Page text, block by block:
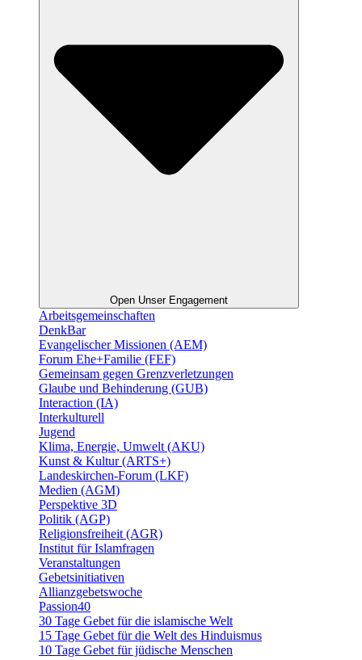
Open Unser Engagement
Arbeitsgemeinschaften
DenkBar
Evangelischer Missionen (AEM)
Forum Ehe+Familie (FEF)
Gemeinsam gegen Grenzverletzungen
Glaube und Behinderung (GUB)
Interaction (IA)
Interkulturell
Jugend
Klima, Energie, Umwelt (AKU)
Kunst & Kultur (ARTS+)
Landeskirchen-Forum (LKF)
Medien (AGM)
Perspektive 3D
Politik (AGP)
Religionsfreiheit (AGR)
Institut für Islamfragen
Veranstaltungen
Gebetsinitiativen
Allianzgebetswoche
Passion40
30 Tage Gebet für die islamische Welt
15 Tage Gebet für die Welt des Hinduismus
10 Tage Gebet für jüdische Menschen